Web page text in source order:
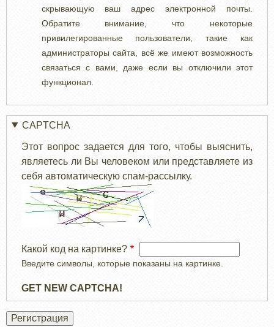
скрывающую ваш адрес электронной почты.
Обратите внимание, что некоторые
привилегированные пользователи, такие как
администраторы сайта, всё же имеют возможность
связаться с вами, даже если вы отключили этот
функционал.
CAPTCHA
Этот вопрос задается для того, чтобы выяснить,
являетесь ли Вы человеком или представляете из
себя автоматическую спам-рассылку.
Какой код на картинке?
Введите символы, которые показаны на картинке.
GET NEW CAPTCHA!